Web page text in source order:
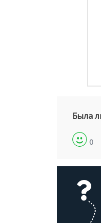
Была
0